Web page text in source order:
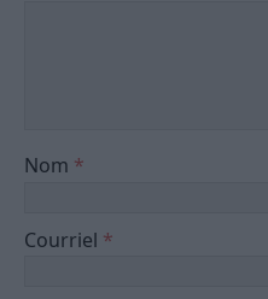
Nom *
Courriel *